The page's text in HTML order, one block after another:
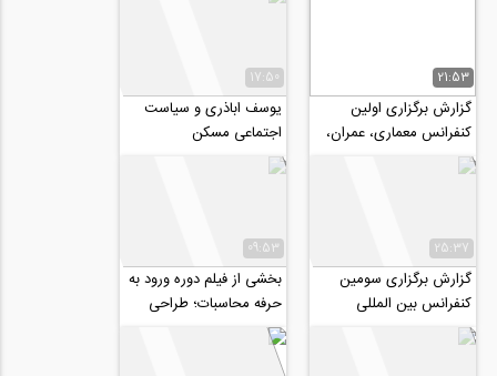
21:53
گزارش برگزاری اولین
کنفرانس معماری، عمران،
شهرسازی و افق های هنر
اسلامی در...
17:50
یوسف اباذری و سیاست
اجتماعی مسکن
25:37
گزارش برگزاری سومین
کنفرانس بین المللی
عمران، معماری و طراحی
شهری، شهریور97
09:53
بخشی از فیلم دوره ورود به
حرفه محاسبات؛ طراحی
سازه های بتنی (مطابق با
مبحث نهم...